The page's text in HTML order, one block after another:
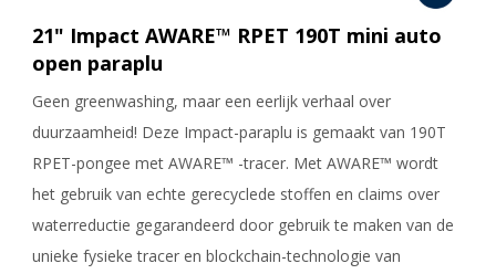
21" Impact AWARE™ RPET 190T mini auto
open paraplu
Geen greenwashing, maar een eerlijk verhaal over
duurzaamheid! Deze Impact-paraplu is gemaakt van 190T
RPET-pongee met AWARE™ -tracer. Met AWARE™ wordt
het gebruik van echte gerecyclede stoffen en claims over
waterreductie gegarandeerd door gebruik te maken van de
unieke fysieke tracer en blockchain-technologie van